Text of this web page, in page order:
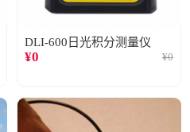
DLI-600日光积分测量仪
¥0 ¥0